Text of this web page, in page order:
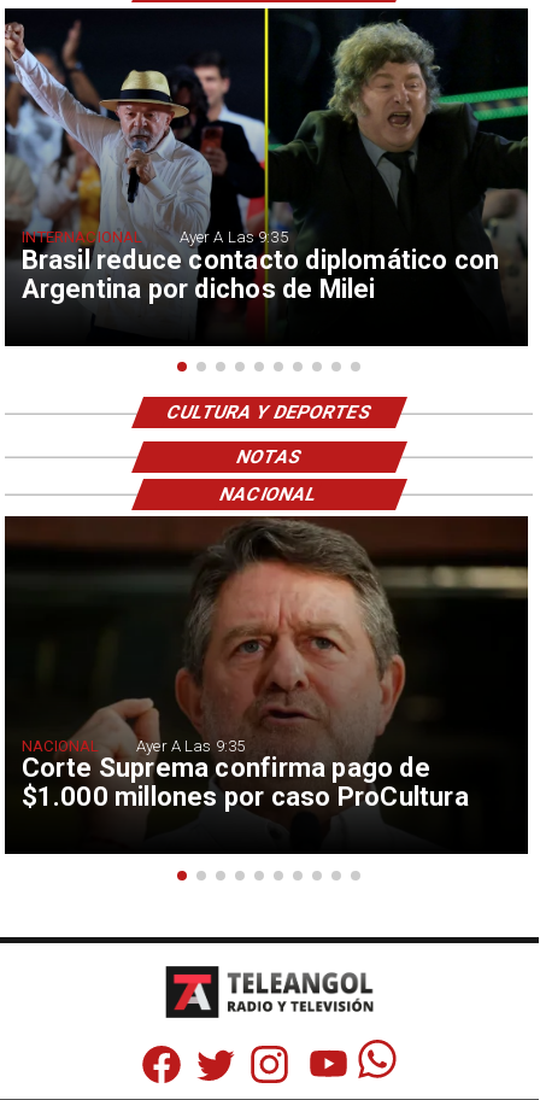
Brasil reduce contacto diplomático con
Argentina por dichos de Milei
INTERNACIONAL Ayer A Las 9:35
CULTURA Y DEPORTES
NOTAS
Corte Suprema confirma pago de
$1.000 millones por caso ProCultura
NACIONAL Ayer A Las 9:35
NACIONAL